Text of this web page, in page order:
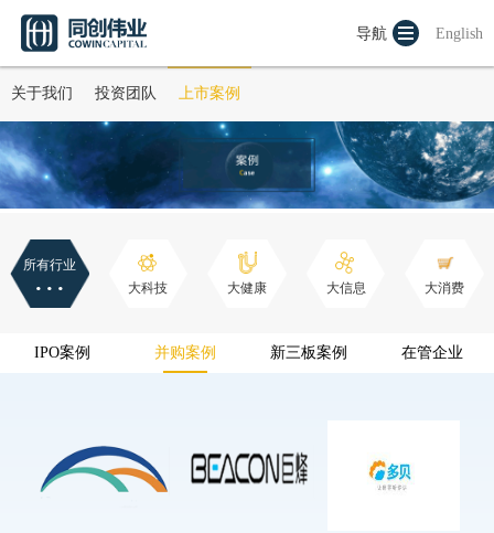
English
导航
关于我们 投资团队 上市案例
所有行业
··· 大科技 大健康 大信息 大消费
IPO案例 并购案例 新三板案例 在管企业